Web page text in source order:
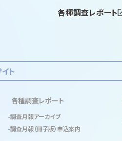
各種調査レポート
ト
各種調査レポート
調査月報アーカイブ
調査月報（冊子版）申込案内